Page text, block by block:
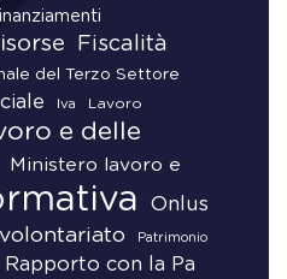
Fiscalità
del Terzo Settore
Iva Lavoro
e delle
Ministero lavoro e
Onlus
Patrimonio
Rapporto con la Pa